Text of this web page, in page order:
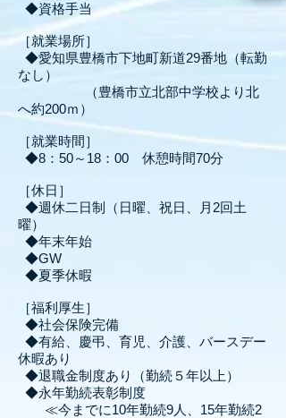
◆資格手当
​［就業場所］
◆愛知県豊橋市下地町新道29番地（転勤
なし）
（豊橋市立北部中学校より北
へ約200ｍ）
［就業時間］
◆8：50～18：00 休憩時間70分
［休日 ］
◆週休二日制（日曜、祝日、月2回土
曜）
◆年末年始
◆GW
◆夏季休暇
［福利厚生］
◆社会保険完備
◆有給、慶弔、育児、介護、バースデー
休暇あり
◆退職金制度あり（勤続５年以上）
◆永年勤続表彰制度
≪今までに10年勤続9人、15年勤続2